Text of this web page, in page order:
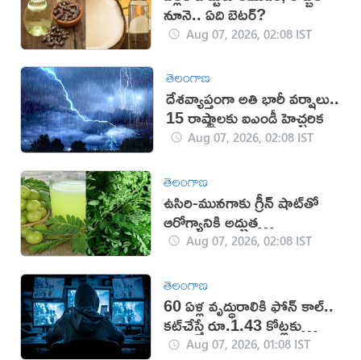
నూనె.. ఏది బెటర్?
Aug 07, 2026, 02:08 IST
తెలంగాణ
దేశవ్యాప్తంగా అతి భారీ వర్షాలు..
15 రాష్ట్రాలకు ఐఎండీ హెచ్చరిక
Aug 07, 2026, 02:08 IST
తెలంగాణ
ఉసిరి-మునగాకు గ్రీన్ షాట్‌తో
ఆరోగ్యానికి అద్భుత
ప్రయోజనాలు!
Aug 07, 2026, 02:08 IST
తెలంగాణ
60 ఏళ్ల వృద్ధురాలికి ఫోన్ కాల్..
కట్‌చేస్తే రూ.1.43 కోట్లకు
టోకరాAug 07, 2026, 01:08 IST